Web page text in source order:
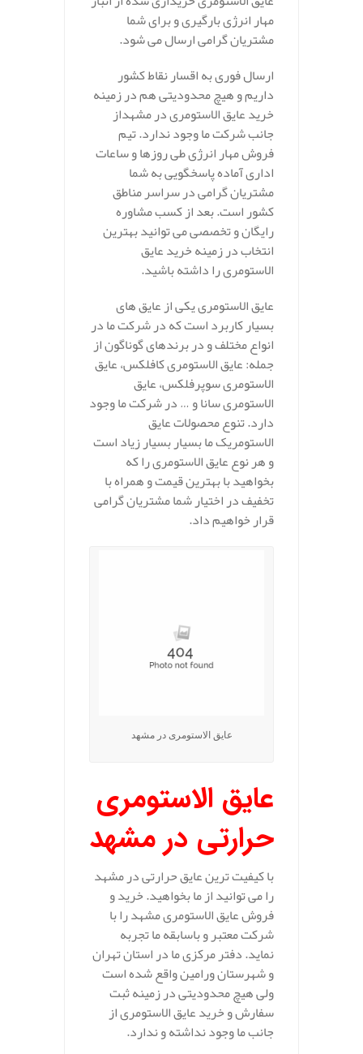
مهار انرژی بارگیری و برای شما
مشتریان گرامی ارسال می شود.
ارسال فوری به اقسار نقاط کشور
داریم و هیچ محدودیتی هم در زمینه
خرید عایق الاستومری در مشهداز
جانب شرکت ما وجود ندارد. تیم
فروش مهار انرژی طی روزها و ساعات
اداری آماده پاسخگویی به شما
مشتریان گرامی در سراسر مناطق
کشور است. بعد از کسب مشاوره
رایگان و تخصصی می توانید بهترین
انتخاب در زمینه خرید عایق
الاستومری را داشته باشید.
عایق الاستومری یکی از عایق های
بسیار کاربرد است که در شرکت ما در
انواع مختلف و در برندهای گوناگون از
جمله: عایق الاستومری کافلکس، عایق
الاستومری سوپرفلکس، عایق
الاستومری سانا و … در شرکت ما وجود
دارد. تنوع محصولات عایق
الاستومریک ما بسیار بسیار زیاد است
و هر نوع عایق الاستومری را که
بخواهید با بهترین قیمت و همراه با
تخفیف در اختیار شما مشتریان گرامی
قرار خواهیم داد.
عایق الاستومری در مشهد
عایق الاستومری
حرارتی در مشهد
با کیفیت ترین عایق حرارتی در مشهد
را می توانید از ما بخواهید. خرید و
فروش عایق الاستومری مشهد را با
شرکت معتبر و باسابقه ما تجربه
نماید. دفتر مرکزی ما در استان تهران
و شهرستان ورامین واقع شده است
ولی هیچ محدودیتی در زمینه ثبت
سفارش و خرید عایق الاستومری از
جانب ما وجود نداشته و ندارد.